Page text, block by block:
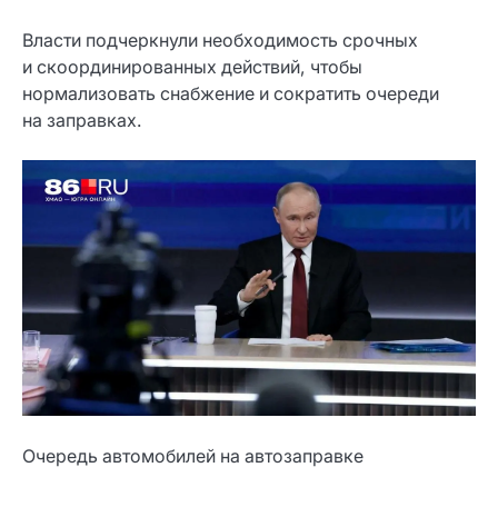
Власти подчеркнули необходимость срочных
и скоординированных действий, чтобы
нормализовать снабжение и сократить очереди
на заправках.
Очередь автомобилей на автозаправке